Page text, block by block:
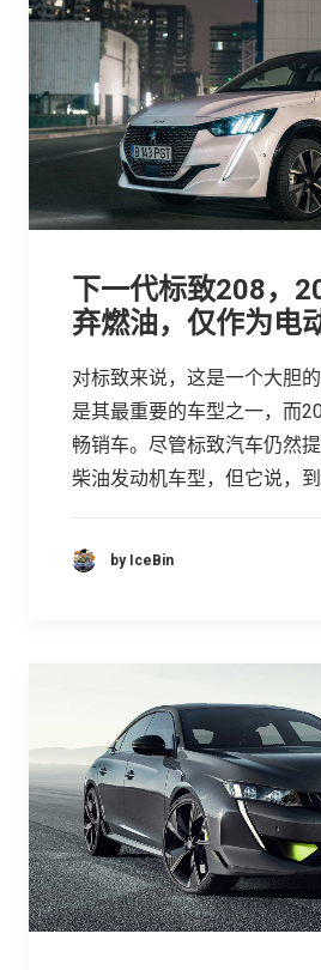
下一代标致208，
弃燃油，仅作为电
对标致来说，这是一个大胆
是其最重要的车型之一，而
畅销车。尽管标致汽车仍然
柴油发动机车型，但它说，
by IceBin